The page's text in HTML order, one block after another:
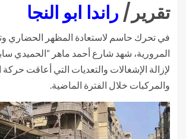
تقرير/ راندا ابو النجا
في تحرك حاسم لاستعادة المظهر الحضاري
المرورية، شهد شارع أحمد ماهر “الحميدي
لإزالة الإشغالات والتعديات التي أعاقت حركة
والمركبات خلال الفترة الماضية.